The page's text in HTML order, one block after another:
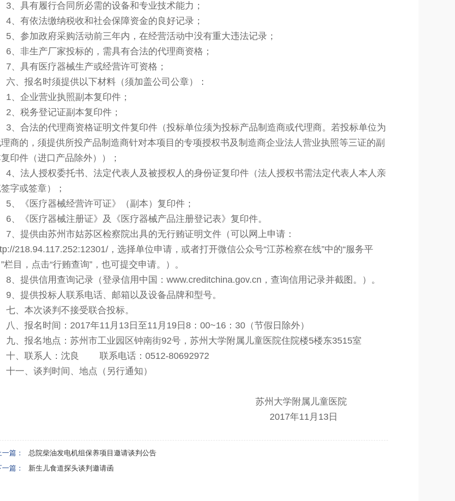
3、具有履行合同所必需的设备和专业技术能力；
4、有依法缴纳税收和社会保障资金的良好记录；
5、参加政府采购活动前三年内，在经营活动中没有重大违法记录；
6、非生产厂家投标的，需具有合法的代理商资格；
7、具有医疗器械生产或经营许可资格；
六、报名时须提供以下材料（须加盖公司公章）：
1、企业营业执照副本复印件；
2、税务登记证副本复印件；
3、 合法的代理商资格证明文件复印件（投标单位须为投标产品制造商或代理商。若投标单位为
商的，须提供所投产品制造商针对本项目的专项授权书及制造商企业法人营业执照等三证的副
印件（进口产品除外））；
4、 法人授权委托书、法定代表人及被授权人的身份证复印件（法人授权书需法定代表人本人亲
字或签章）；
5、《医疗器械经营许可证》（副本）复印件；
6、《医疗器械注册证》及《医疗器械产品注册登记表》复印件。
7、提供由苏州市姑苏区检察院出具的无行贿证明文件（可以网上申请：
218.94.117.252:12301/，选择单位申请，或者打开微信公众号“江苏检察在线”中的“服务平
栏目，点击“行贿查询”，也可提交申请。
） 。
8、提供信用查询记录（登录信用中国：www.creditchina.gov.cn，查询信用记录并截图。）。
9、提供投标人联系电话、邮箱以及设备品牌和型号。
七、本次谈判不接受联合投标。
八、报名时间：2017年11月13日至11月19日8：00~16：30（节假日除外）
九、报名地点：苏州市工业园区钟南街92号，苏州大学附属儿童医院住院楼5楼东3515室
十、联系人：沈良 联系电话：0512-80692972
十一、谈判时间、地点（另行通知）
苏州大学附属儿童医院
2017年11月13日
一篇：
总院柴油发电机组保养项目邀请谈判公告
一篇：
新生儿食道探头谈判邀请函